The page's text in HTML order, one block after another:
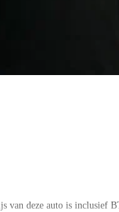
van deze auto is inclusief